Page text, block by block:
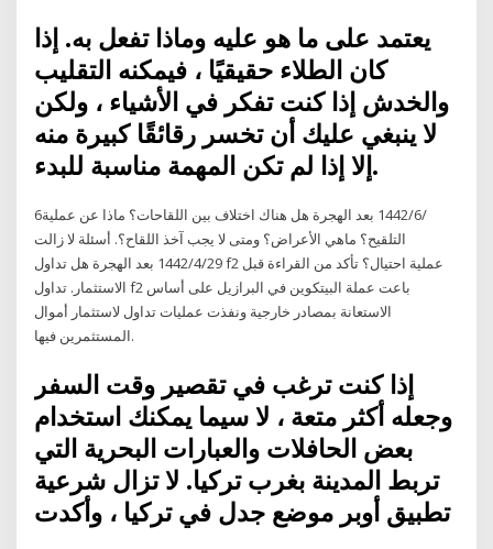
يعتمد على ما هو عليه وماذا تفعل به. إذا
كان الطلاء حقيقيًا ، فيمكنه التقليب
والخدش إذا كنت تفكر في الأشياء ، ولكن
لا ينبغي عليك أن تخسر رقائقًا كبيرة منه
إلا إذا لم تكن المهمة مناسبة للبدء.
6‏‏/6‏‏/1442 بعد الهجرة هل هناك اختلاف بين اللقاحات؟ ماذا عن عملية
التلقيح؟ ماهي الأعراض؟ ومتى لا يجب آخذ اللقاح؟. أسئلة لا زالت
29‏‏/4‏‏/1442 بعد الهجرة هل تداول f2 عملية احتيال؟ تأكد من القراءة قبل
الاستثمار. تداول f2 باعت عملة البيتكوين في البرازيل على أساس
الاستعانة بمصادر خارجية ونفذت عمليات تداول لاستثمار أموال
المستثمرين فيها.
إذا كنت ترغب في تقصير وقت السفر
وجعله أكثر متعة ، لا سيما يمكنك استخدام
بعض الحافلات والعبارات البحرية التي
تربط المدينة بغرب تركيا. لا تزال شرعية
تطبيق أوبر موضع جدل في تركيا ، وأكدت